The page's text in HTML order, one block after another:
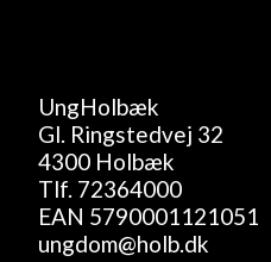
UngHolbæk
Gl. Ringstedvej 32
4300 Holbæk
Tlf. 72364000
EAN 5790001121051
ungdom@holb.dk